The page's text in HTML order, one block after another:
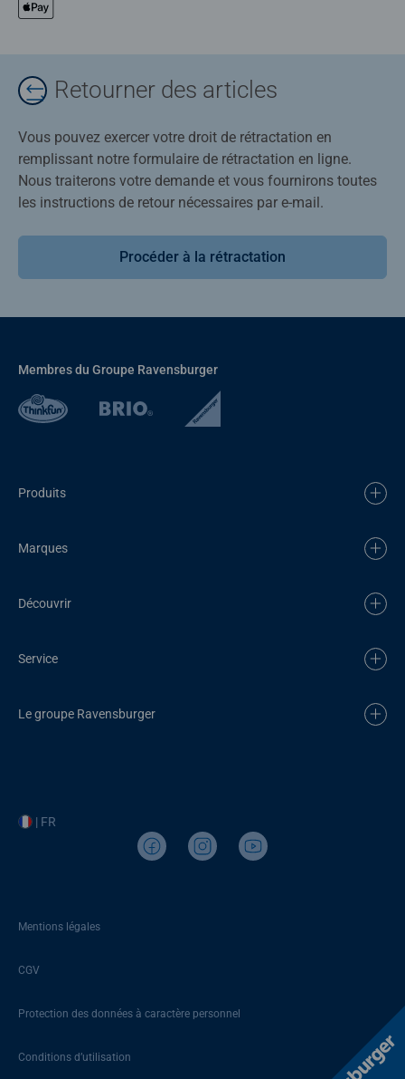
Retourner des articles
Vous pouvez exercer votre droit de rétractation en
remplissant notre formulaire de rétractation en ligne.
Nous traiterons votre demande et vous fournirons toutes
les instructions de retour nécessaires par e-mail.
Procéder à la rétractation
Membres du Groupe Ravensburger
Produits
Marques
Découvrir
Service
Le groupe Ravensburger
| FR
Mentions légales
CGV
Protection des données à caractère personnel
Conditions d’utilisation